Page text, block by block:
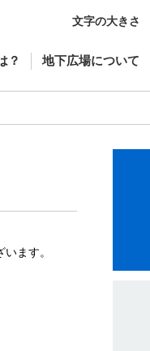
文字の大きさ
？ 地下広場について
ます。